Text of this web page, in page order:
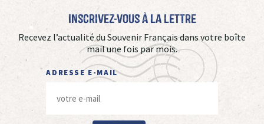
Inscrivez-vous à La Lettre
Recevez l’actualité du Souvenir Français dans votre boîte
mail une fois par mois.
ADRESSE E-MAIL